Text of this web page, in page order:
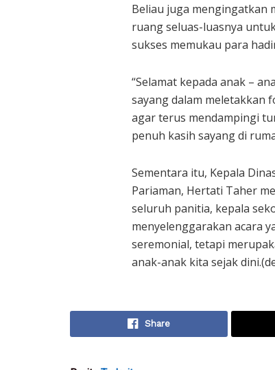
Beliau juga mengingatkan
ruang seluas-luasnya
sukses memukau para
“Selamat kepada anak –
sayang dalam meletakkan
agar terus mendampingi
penuh kasih sayang di
Sementara itu, Kepala
Pariaman, Hertati Taher
seluruh panitia, kepala
menyelenggarakan acara
seremonial, tetapi
anak-anak kita sejak
Share